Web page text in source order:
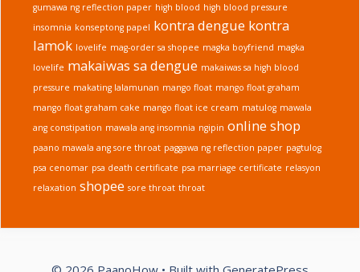
gumawa ng reflection paper high blood high blood pressure
insomnia konseptong papel kontra dengue kontra
lamok lovelife mag-order sa shopee magka boyfriend magka
lovelife makaiwas sa dengue makaiwas sa high blood
pressure makating lalamunan mango float mango float graham
mango float graham cake mango float ice cream matulog mawala
ang constipation mawala ang insomnia ngipin online shop
paano mawala ang sore throat paggawa ng reflection paper pagtulog
psa cenomar psa death certificate psa marriage certificate relasyon
relaxation shopee sore throat throat